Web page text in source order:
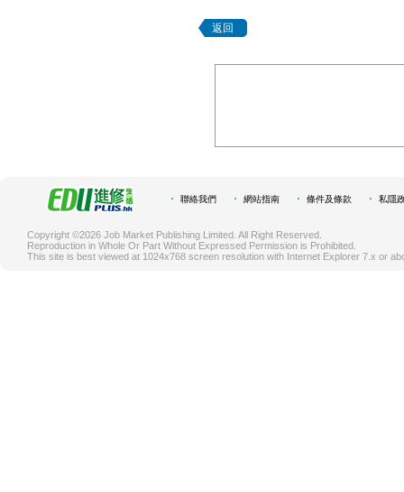
返回
聯絡我們 網站指南 條件及條款 私隱
Copyright ©2026 Job Market Publishing Limited. All Right Reserved.
Reproduction in Whole Or Part Without Expressed Permission is Prohibited.
This site is best viewed at 1024x768 screen resolution with Internet Explorer 7.x or